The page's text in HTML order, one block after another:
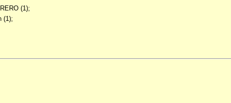
(1);
(1);